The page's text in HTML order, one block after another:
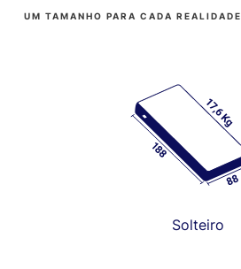
UM TAMANHO PARA CADA REALIDADE
Solteiro